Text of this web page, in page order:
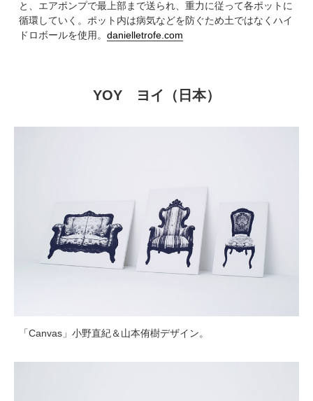
と、エアポンプで最上部まで送られ、重力に従って各ポットに
循環していく。ポット内は病気などを防ぐため土ではなくハイ
ドロボールを使用。 danielletrofe.com
YOY ヨイ（日本）
「Canvas」小野直紀＆山本侑樹デザイン。